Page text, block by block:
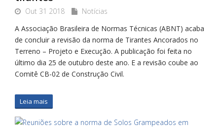
Out 31 2018
Notícias
A Associação Brasileira de Normas Técnicas (ABNT) acaba
de concluir a revisão da norma de Tirantes Ancorados no
Terreno – Projeto e Execução. A publicação foi feita no
último dia 25 de outubro deste ano. E a revisão coube ao
Comitê CB-02 de Construção Civil.
Leia mais